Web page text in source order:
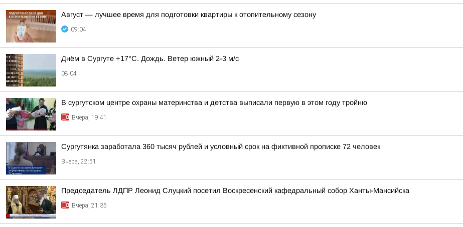
Август — лучшее время для подготовки квартиры к отопительному сезону
09:04
Днём в Сургуте +17°С. Дождь. Ветер южный 2-3 м/с
08:04
В сургутском центре охраны материнства и детства выписали первую в этом году тройню
Вчера, 19:41
Сургутянка заработала 360 тысяч рублей и условный срок на фиктивной прописке 72 человек
Вчера, 22:51
Председатель ЛДПР Леонид Слуцкий посетил Воскресенский кафедральный собор Ханты-Мансийска
Вчера, 21:35